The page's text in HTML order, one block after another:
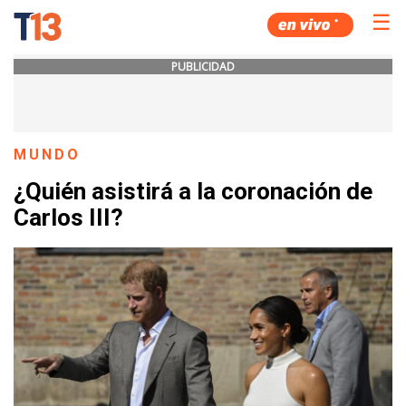
☰
PUBLICIDAD
MUNDO
¿Quién asistirá a la coronación de
Carlos III?